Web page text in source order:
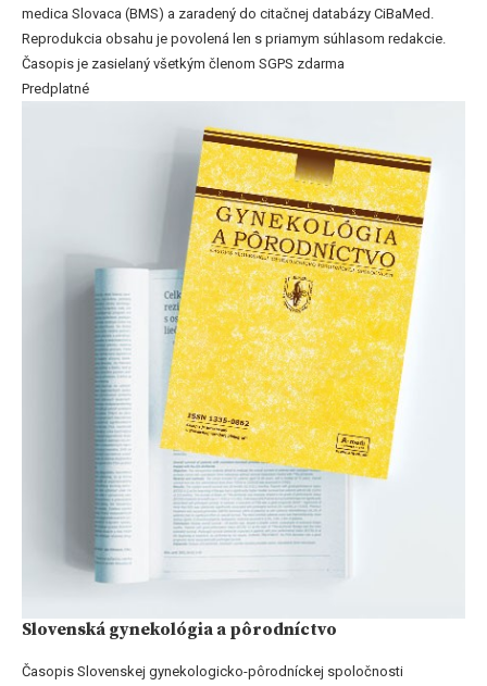
medica Slovaca (BMS) a zaradený do citačnej databázy CiBaMed.
Reprodukcia obsahu je povolená len s priamym súhlasom redakcie.
Časopis je zasielaný všetkým členom SGPS zdarma
Predplatné
Slovenská gynekológia a pôrodníctvo
Časopis Slovenskej gynekologicko-pôrodníckej spoločnosti